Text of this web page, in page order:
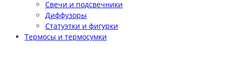
Свечи и подсвечники
Диффузоры
Статуэтки и фигурки
Термосы и термосумки